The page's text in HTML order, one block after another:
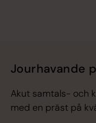
Jourhavande
Akut samtals- och
med en präst på